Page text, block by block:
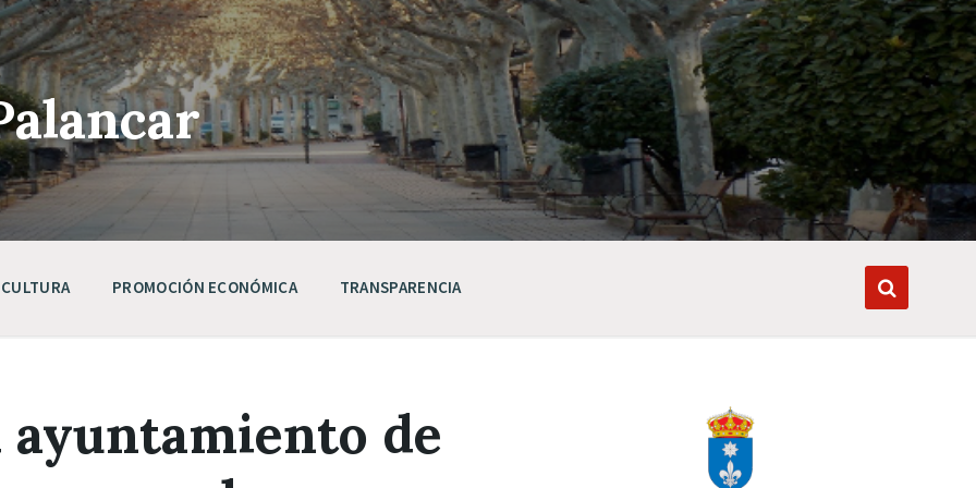
CULTURA PROMOCIÓN ECONÓMICA TRANSPARENCIA
de